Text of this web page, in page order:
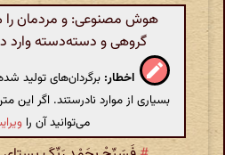
هوش مصنوعی: و مردمان را
گروهی و دسته‌دسته وارد
اخطار: برگردان‌های تولید
بسیاری از موارد نادرستند. اگر
می‌توانید آن را